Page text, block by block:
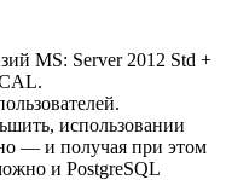
MS: Server 2012 Std +
использовании
— и получая при этом
и PostgreSQL